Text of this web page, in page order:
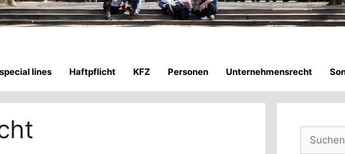
lines Haftpflicht KFZ Personen Unternehmensrecht
nach: